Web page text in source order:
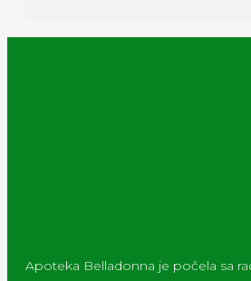
Apoteka Belladonna je počela sa